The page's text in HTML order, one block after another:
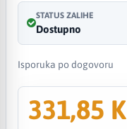
STATUS ZALIHE
Dostupno
Isporuka po dogovoru
331,85